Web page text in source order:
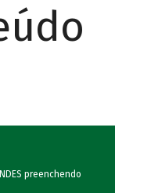
preenchendo